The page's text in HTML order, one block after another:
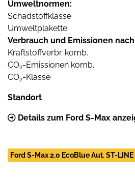
Umweltnormen:
Schadstoffklasse
Umweltplakette
Verbrauch und Emissionen nach
Kraftstoffverbr. komb.
CO2-Emissionen komb.
CO2-Klasse
Standort
Details zum Ford S-Max
Ford S-Max 2.0 EcoBlue Aut. ST-